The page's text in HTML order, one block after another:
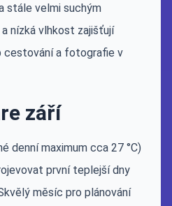
stále velmi suchým
nízká vlhkost zajišťují
cestování a fotografie v
září
denní maximum cca 27 °C)
první teplejší dny
měsíc pro plánování